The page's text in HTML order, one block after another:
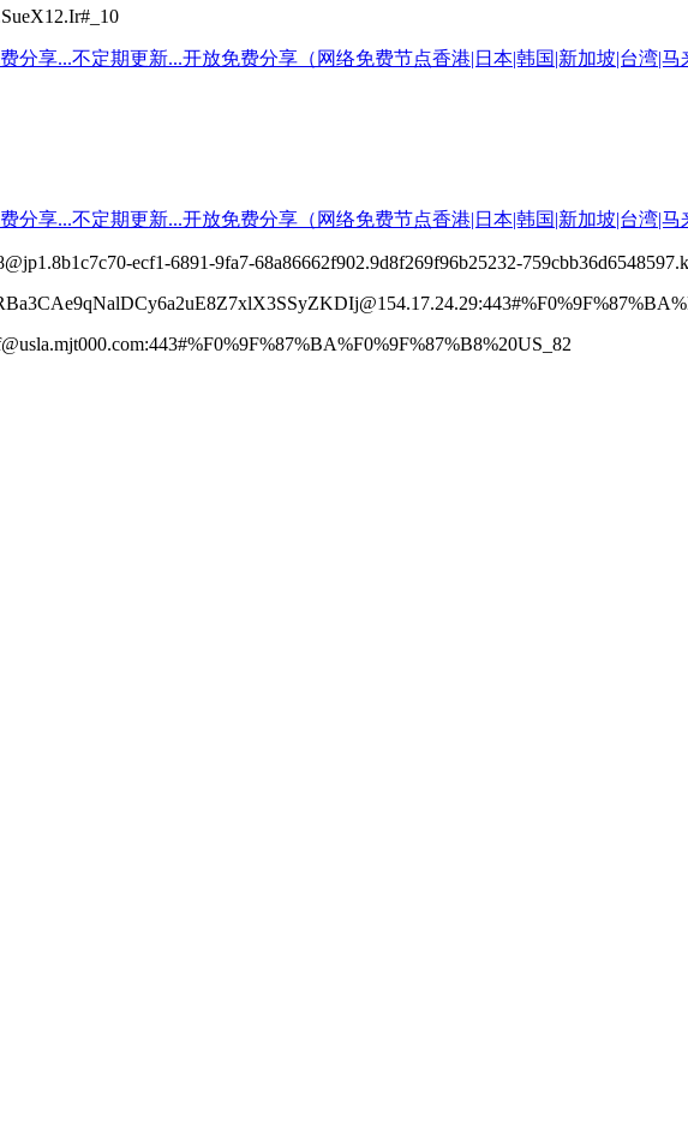
ecf1-6891-9fa7-68a86662f902.9d8f269f96b25232-